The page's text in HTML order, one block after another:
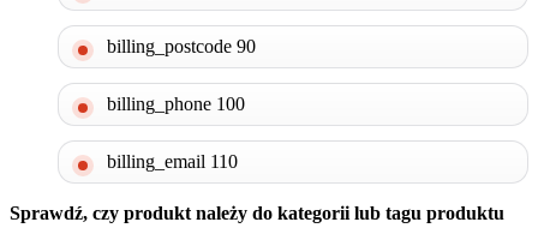
billing_postcode 90
billing_phone 100
billing_email 110
Sprawdź, czy produkt należy do kategorii lub tagu produktu